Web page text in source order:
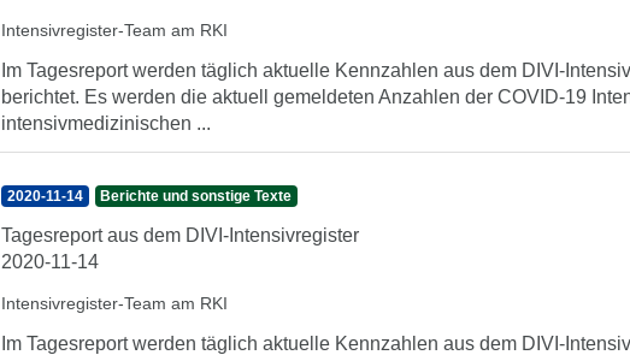
Intensivregister-Team am RKI
Im Tagesreport werden täglich aktuelle Kennzahlen aus dem DIVI-
berichtet. Es werden die aktuell gemeldeten Anzahlen der COVID-19
intensivmedizinischen ...
2020-11-14 Berichte und sonstige Texte
Tagesreport aus dem DIVI-Intensivregister
2020-11-14
Intensivregister-Team am RKI
Im Tagesreport werden täglich aktuelle Kennzahlen aus dem DIVI-